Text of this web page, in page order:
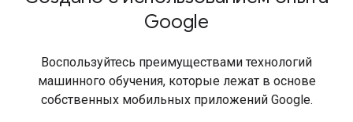
Google
Воспользуйтесь преимуществами технологий
машинного обучения, которые лежат в основе
собственных мобильных приложений Google.